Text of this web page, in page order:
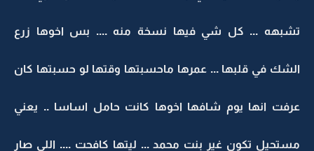
تشبهه ... كل شي فيها نسخة منه .... بس اخوها زرع
الشك في قلبها ... عمرها ماحسبتها وقتها لو حسبتها كان
عرفت انها يوم شافها اخوها كانت حامل اساسا .. يعني
مستحيل تكون غير بنت محمد ... ليتها كافحت .... اللي صار